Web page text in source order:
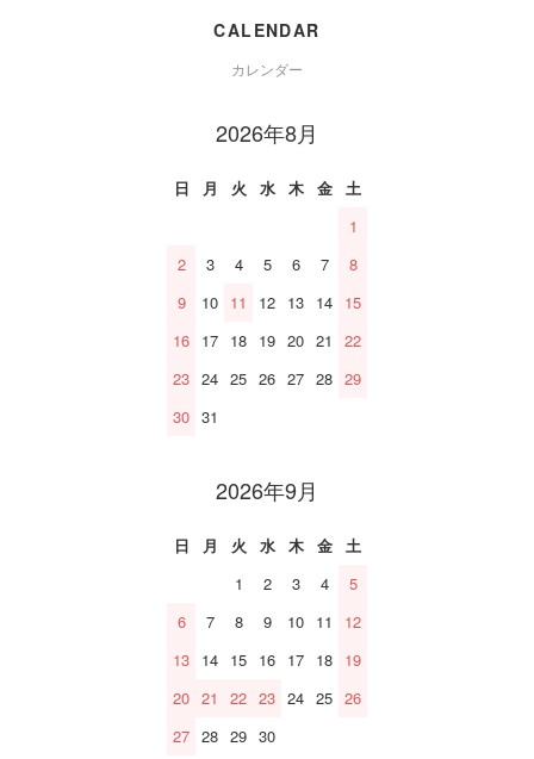
CALENDAR
カレンダー
2026年8月
日 月 火 水 木 金
土
1
2
3 4 5 6 7
8
9
10 11 12 13 14 15
16 17 18 19 20 21
22
23 24 25 26 27 28 29
30 31
2026年9月
日 月 火 水 木 金
土
1
2 3 4
5
6
7 8 9 10 11
12
13 14 15 16 17 18 19
20 21 22 23 24 25 26
27 28 29 30